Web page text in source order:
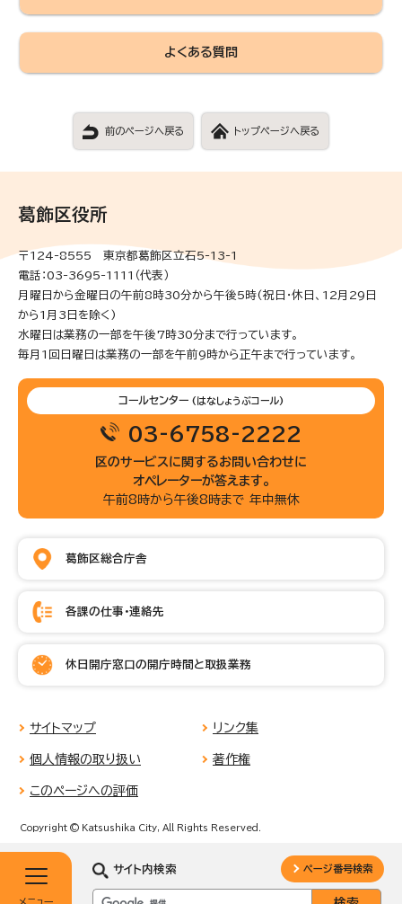
よくある質問
前のページへ戻る トップページへ戻る
メニュー
サイト内検索 ページ番号検索
葛飾区役所
〒124-8555 東京都葛飾区立石5-13-1
電話：03-3695-1111（代表）
月曜日から金曜日の午前8時30分から午後5時(祝日・休日、12月29日
から1月3日を除く)
水曜日は業務の一部を午後7時30分まで行っています。
毎月1回日曜日は業務の一部を午前9時から正午まで行っています。
コールセンター (はなしょうぶコール)
03-6758-2222
区のサービスに関するお問い合わせに
オペレーターが答えます。
午前8時から午後8時まで 年中無休
葛飾区総合庁舎
各課の仕事・連絡先
休日開庁窓口の開庁時間と取扱業務
サイトマップ リンク集
個人情報の取り扱い 著作権
このページへの評価
Copyright © Katsushika City, All Rights Reserved.